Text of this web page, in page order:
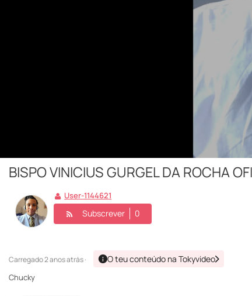
BISPO VINICIUS GURGEL DA ROCHA
User-1144621
Subscrever 0
Carregado2 anos atrás · O teu conteúdo na Tokyvideo
Chucky